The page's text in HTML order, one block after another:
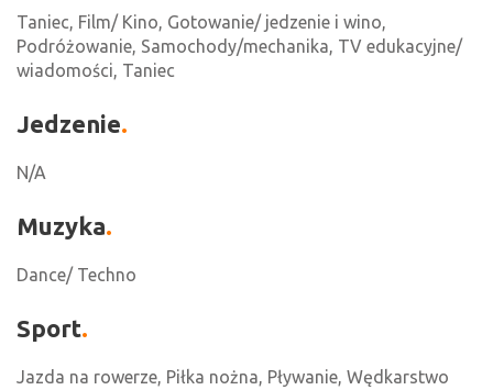
Taniec, Film/ Kino, Gotowanie/ jedzenie i wino,
Podróżowanie, Samochody/mechanika, TV edukacyjne/
wiadomości, Taniec
Jedzenie
N/A
Muzyka
Dance/ Techno
Sport
Jazda na rowerze, Piłka nożna, Pływanie, Wędkarstwo